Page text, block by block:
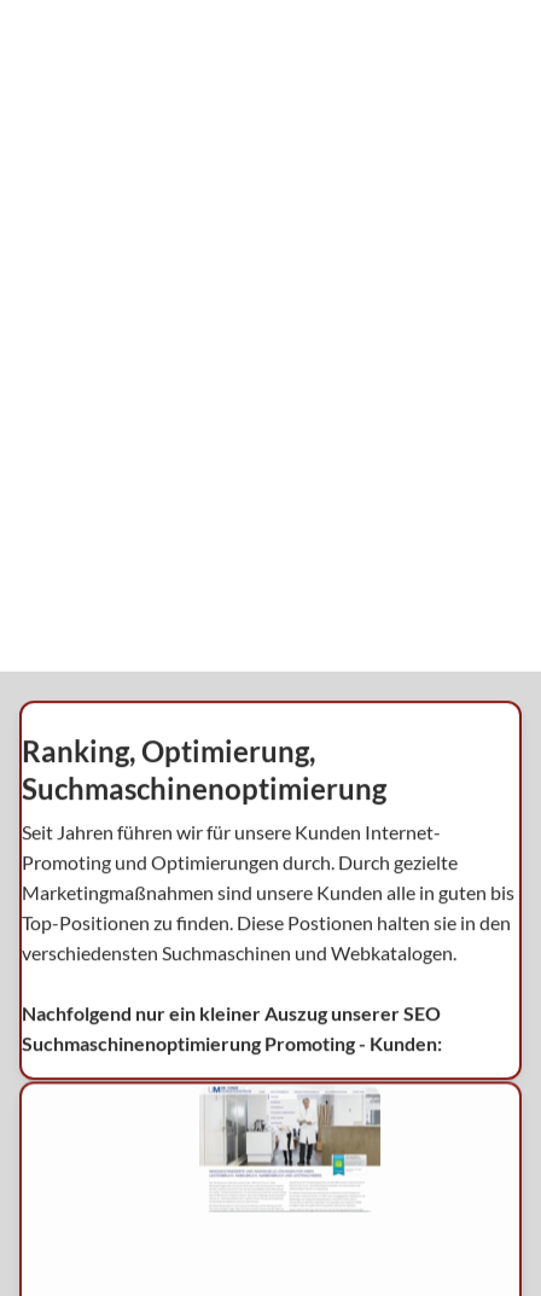
Ranking, Optimierung,
Suchmaschinenoptimierung
Seit Jahren führen wir für unsere Kunden Internet-
Promoting und Optimierungen durch. Durch gezielte
Marketingmaßnahmen sind unsere Kunden alle in guten bis
Top-Positionen zu finden. Diese Postionen halten sie in den
verschiedensten Suchmaschinen und Webkatalogen.
Nachfolgend nur ein kleiner Auszug unserer SEO
Suchmaschinenoptimierung Promoting - Kunden: